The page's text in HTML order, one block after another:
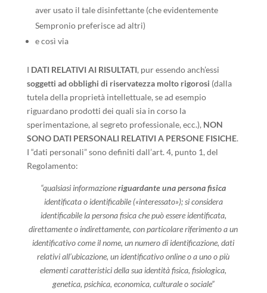
aver usato il tale disinfettante (che evidentemente
Sempronio preferisce ad altri)
e così via
I DATI RELATIVI AI RISULTATI, pur essendo anch’essi
soggetti ad obblighi di riservatezza molto rigorosi (dalla
tutela della proprietà intellettuale, se ad esempio
riguardano prodotti dei quali sia in corso la
sperimentazione, al segreto professionale, ecc.), NON
SONO DATI PERSONALI RELATIVI A PERSONE FISICHE.
I “dati personali” sono definiti dall’art. 4, punto 1, del
Regolamento:
“qualsiasi informazioneriguardante una persona fisica
identificata o identificabile («interessato»); si considera
identificabile la persona fisica che può essere identificata,
direttamente o indirettamente, con particolare riferimento a un
identificativo come il nome, un numero di identificazione, dati
relativi all’ubicazione, un identificativo online o a uno o più
elementi caratteristici della sua identità fisica, fisiologica,
genetica, psichica, economica, culturale o sociale”